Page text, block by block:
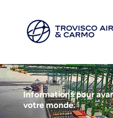
Informations pour
votre monde.